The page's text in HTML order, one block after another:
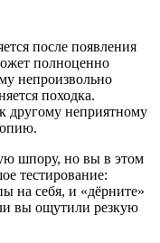
после появления
полноценно
непроизвольно
походка.
другому неприятному
шпору, но вы в этом
тестирование:
на себя, и «дёрните»
вы ощутили резкую